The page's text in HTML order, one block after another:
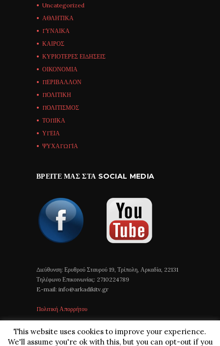
Uncategorized
ΑΘΛΗΤΙΚΑ
ΓΥΝΑΙΚΑ
ΚΑΙΡΟΣ
ΚΥΡΙΟΤΕΡΕΣ ΕΙΔΗΣΕΙΣ
ΟΙΚΟΝΟΜΙΑ
ΠΕΡΙΒΑΛΛΟΝ
ΠΟΛΙΤΙΚΗ
ΠΟΛΙΤΙΣΜΟΣ
ΤΟΠΙΚΑ
ΥΓΕΙΑ
ΨΥΧΑΓΩΓΙΑ
ΒΡΕΊΤΕ ΜΑΣ ΣΤΑ SOCIAL MEDIA
Διεύθυνση: Ερυθρού Σταυρού 19, Τρίπολη, Αρκαδία, 22131
Τηλέφωνο Επικοινωνίας: 2710224789
E-mail: info@arkadikitv.gr
Πολιτική Απορρήτου
This website uses cookies to improve your experience.
We'll assume you're ok with this, but you can opt-out if you